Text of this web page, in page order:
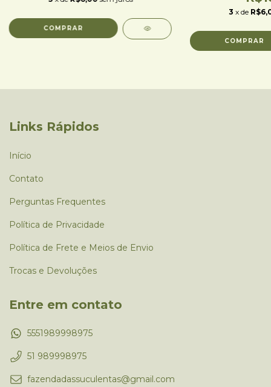
3 x de
Links Rápidos
Início
Contato
Perguntas Frequentes
Política de Privacidade
Política de Frete e Meios de Envio
Trocas e Devoluções
Entre em contato
5551989998975
51 989998975
fazendadassuculentas@gmail.com